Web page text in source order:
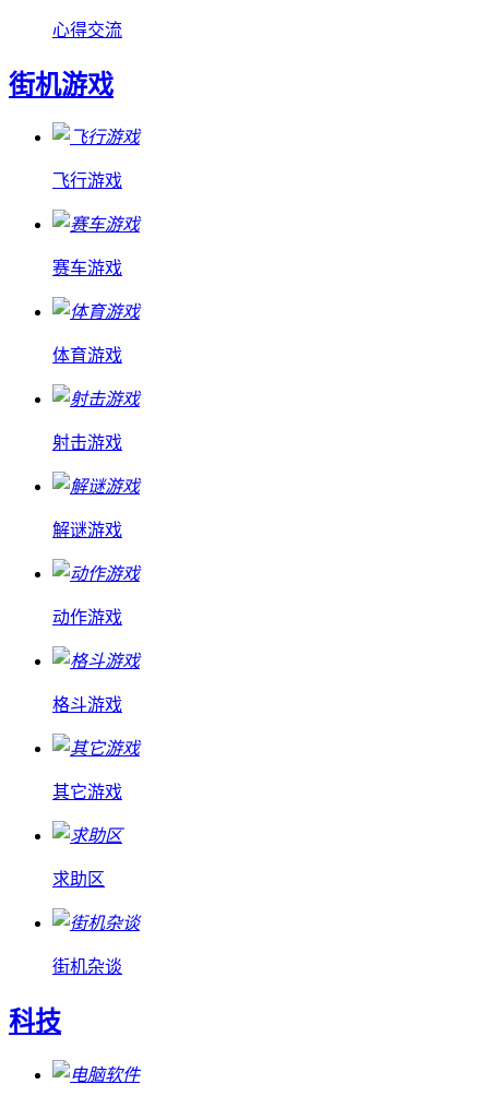
心得交流
街机游戏
飞行游戏
赛车游戏
体育游戏
射击游戏
解谜游戏
动作游戏
格斗游戏
其它游戏
求助区
街机杂谈
科技